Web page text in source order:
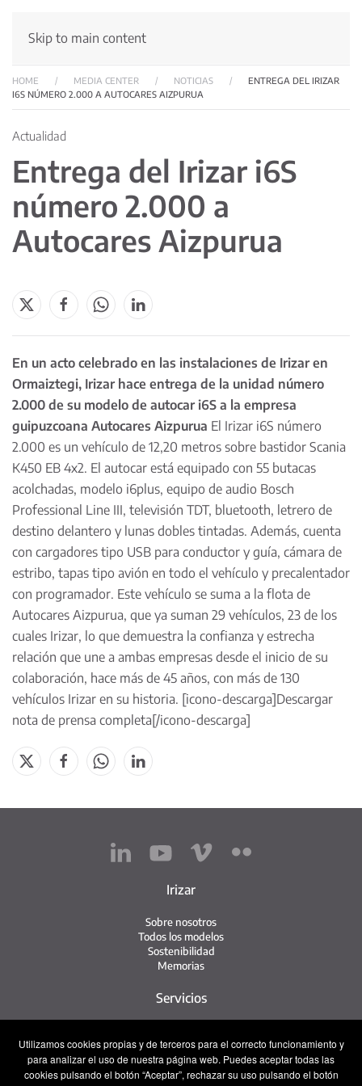
Utilizamos cookies propias y de terceros para el correcto funcionamiento y
para analizar el uso de nuestra página web. Puedes aceptar todas las
cookies pulsando el botón “Aceptar”, rechazar su uso pulsando el botón
Skip to main content
HOME MEDIA CENTER NOTICIAS
ENTREGA DEL IRIZAR
I6S NÚMERO 2.000 A AUTOCARES AIZPURUA
Actualidad
Entrega del Irizar i6S
número 2.000 a
Autocares Aizpurua
En un acto celebrado en las instalaciones de Irizar en
Ormaiztegi, Irizar hace entrega de la unidad número
2.000 de su modelo de autocar i6S a la empresa
guipuzcoana Autocares Aizpurua El Irizar i6S número
2.000 es un vehículo de 12,20 metros sobre bastidor Scania
K450 EB 4x2. El autocar está equipado con 55 butacas
acolchadas, modelo i6plus, equipo de audio Bosch
Professional Line III, televisión TDT, bluetooth, letrero de
destino delantero y lunas dobles tintadas. Además, cuenta
con cargadores tipo USB para conductor y guía, cámara de
estribo, tapas tipo avión en todo el vehículo y precalentador
con programador. Este vehículo se suma a la flota de
Autocares Aizpurua, que ya suman 29 vehículos, 23 de los
cuales Irizar, lo que demuestra la confianza y estrecha
relación que une a ambas empresas desde el inicio de su
colaboración, hace más de 45 años, con más de 130
vehículos Irizar en su historia. [icono-descarga]Descargar
nota de prensa completa [/icono-descarga]
Irizar
Sobre nosotros
Todos los modelos
Sostenibilidad
Memorias
Servicios
Servicio Irizar
iService
Usados